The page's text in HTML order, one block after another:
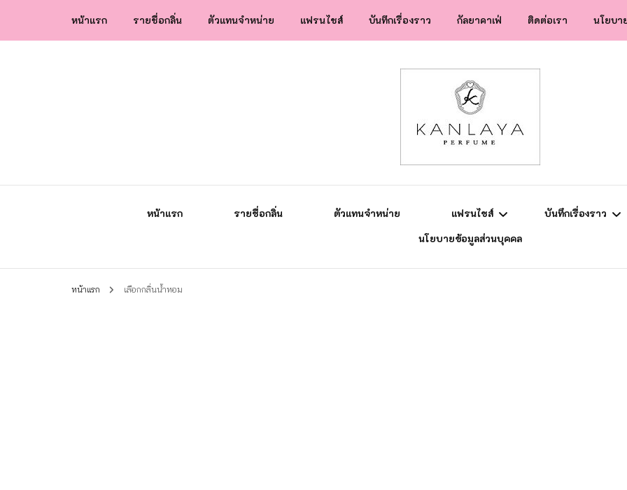
หน้าแรก รายชื่อกลิ่น ตัวแทนจำหน่าย แฟรนไชส์ บันทึกเรื่องราว
ข่าวสาร
ความรู้การตลาด
กัลยาคาเฟ่ ติดต่อเรา นโยบา
หน้าแรก รายชื่อกลิ่น ตัวแทนจำหน่าย แฟรนไชส์ บันทึกเรื่องราว
นโยบายข้อมูลส่วนบุคคล
หน้าแรก เลือกกลิ่นน้ำหอม